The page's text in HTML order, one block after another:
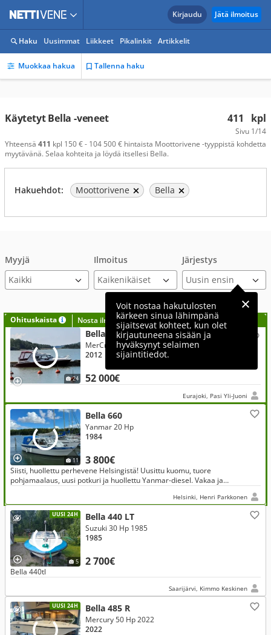
Kirjaudu Jätä ilmoitus
Haku Uusimmat Liikkeet Pikalinkit Artikkelit
Muokkaa hakua Tallenna haku
411 kpl
Sivu 1/14
Käytetyt Bella -veneet
Yhteensä 411 kpl 150 € - 104 500 € hintaista Moottorivene -tyyppistä kohdetta
myytävänä. Selaa kohteita ja löydä itsellesi Bella.
Hakuehdot: Moottorivene Bella
Myyjä Ilmoitus Järjestys
Voit nostaa hakutulosten
kärkeen sinua lähimpänä
sijaitsevat kohteet, kun olet
kirjautuneena sisään ja
hyväksynyt selaimen
sijaintitiedot.
Ohituskaista Nosta ilmoituksesi tähän?
24
Bella
52 000€
MerCruiser 320 Hp 2012
2012
Eurajoki, Pasi Yli-Juoni
11
Bella 660
3 800€
Yanmar 20 Hp
1984
Siisti, huollettu perhevene Helsingistä! Uusittu kuomu, tuore
pohjamaalaus, uusi potkuri ja huollettu Yanmar-diesel. Vakaa ja
Helsinki, Henri Parkkonen
UUSI 24H
5
Bella 440 LT
2 700€
Suzuki 30 Hp 1985
1985
Bella 440tl
Saarijärvi, Kimmo Keskinen
UUSI 24H Bella 485 R
Mercury 50 Hp 2022
2022